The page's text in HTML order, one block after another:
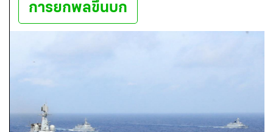
การยกพลขึ้นบก